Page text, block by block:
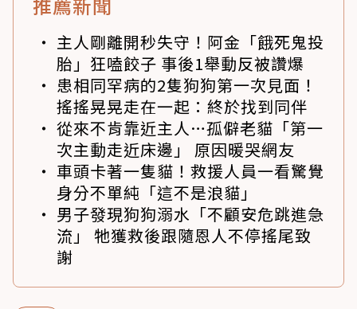
主人剛離開秒失守！阿金「餓死鬼投
胎」狂嗑餃子 事後1舉動反被讚爆
患相同罕病的2隻狗狗第一次見面！
搖搖晃晃走在一起：終於找到同伴
從來不肯靠近主人…孤僻老貓「第一
次主動走近床邊」 原因暖哭網友
車頭卡著一隻貓！救援人員一看驚覺
身分不單純「這不是浪貓」
男子發現狗狗溺水「不顧安危跳進急
流」 牠獲救後跟隨恩人不停搖尾致
謝